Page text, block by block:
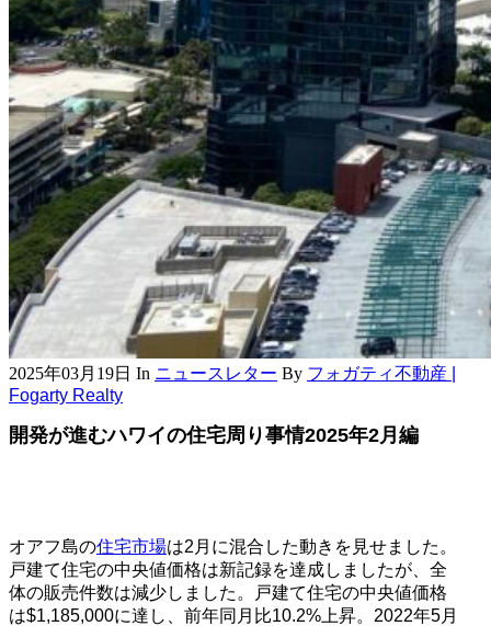
2025年03月19日 In ニュースレター By フォガティ不動産 |
Fogarty Realty
開発が進むハワイの住宅周り事情2025年2月編
オアフ島の住宅市場は2月に混合した動きを見せました。
戸建て住宅の中央値価格は新記録を達成しましたが、全
体の販売件数は減少しました。戸建て住宅の中央値価格
は$1,185,000に達し、前年同月比10.2%上昇。2022年5月